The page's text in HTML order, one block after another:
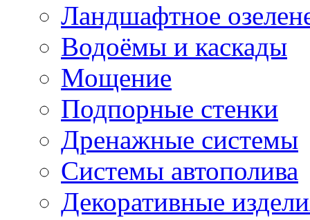
Ландшафтное
Водоёмы и каскады
Мощение
Подпорные стенки
Дренажные системы
Системы автополива
Декоративные